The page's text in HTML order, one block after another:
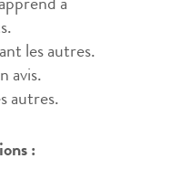
à
les autres.
avis.
autres.
: